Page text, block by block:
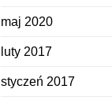
maj 2020
luty 2017
styczeń 2017